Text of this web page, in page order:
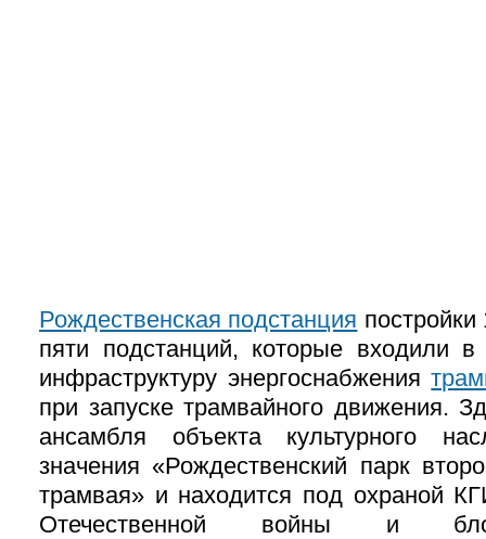
Рождественская подстанция постройки
пяти подстанций, которые входили
инфраструктуру энергоснабжения
при запуске трамвайного движения.
ансамбля объекта культурного
значения «Рождественский парк
трамвая» и находится под охраной
Отечественной войны и